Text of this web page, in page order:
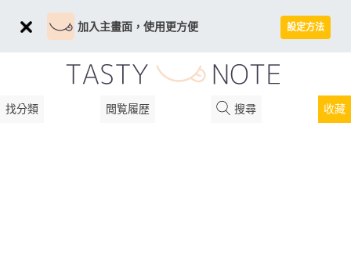
加入主畫面，使用更方便 設定方法
找分類 閲覧履歴 搜尋 收藏